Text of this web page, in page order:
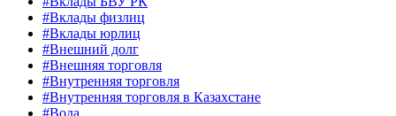
#Вклады физлиц
#Вклады юрлиц
#Внешний долг
#Внешняя торговля
#Внутренняя торговля
#Внутренняя торговля в Казахстане